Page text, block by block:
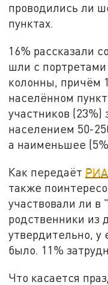
проводились ли
пунктах.
16% рассказали
шли с
колонны, причём
населённом
участников (23%)
населением 50-
а наименьшее
Как передаёт
также
участвовали ли в
родственники из
утвердительно, у
было. 11%
Что касается